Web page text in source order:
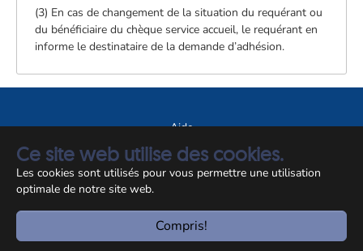
Ce site web utilise des cookies.
Les cookies sont utilisés pour vous permettre une utilisation
optimale de notre site web.
Compris!
(3) En cas de changement de la situation du requérant ou
du bénéficiaire du chèque service accueil, le requérant en
informe le destinataire de la demande d’adhésion.
Aide
A propos du site
Notice légale
© CCSS 2026